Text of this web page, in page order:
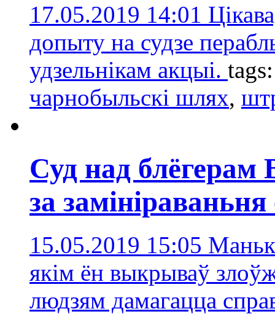
17.05.2019 14:01
допыту на судзе
удзельнікам акцыі.
чарнобыльскі шлях,
Суд над
за замініраваньня
15.05.2019 15:05
якім ён выкрываў
людзям дамагацца